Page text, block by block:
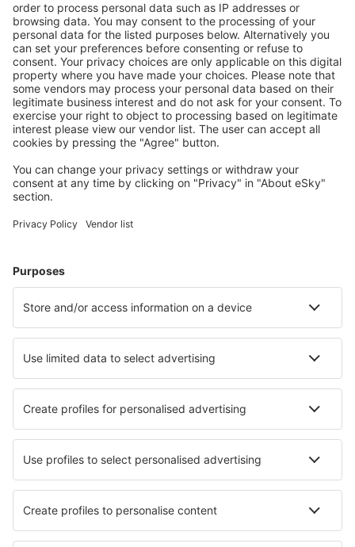
Stáhněte si naši aplikacia plánujte své cesty
pohodlně
Naplánujte si cestu
Letenky
Ubytování
Let+Hotel
Hotely
Transfery
Sportovní události
Přečtěte si více
Garance nejnižší ceny
Mobilní aplikace
Letecké společnosti
Ryanair
Wizz Air